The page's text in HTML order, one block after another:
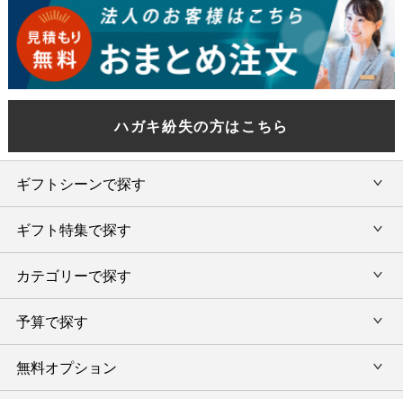
ハガキ紛失の方はこちら
ギフトシーンで探す
内祝い・お返し
結婚内祝い・引出物
出産内祝い・お返し
香典返し・法要引出物
ギフト特集で探す
旅行カタログギフト
カタログギフトランキング
今治タオル特集
カテゴリーで探す
カタログギフト
グルメ限定カタログギフト
予算で探す
カタログギフトを予算で選ぶ
無料オプション